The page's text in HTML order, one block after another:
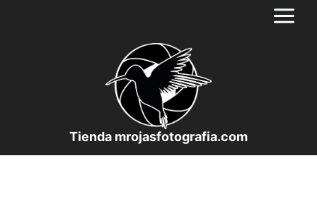
Tienda mrojasfotografia.com